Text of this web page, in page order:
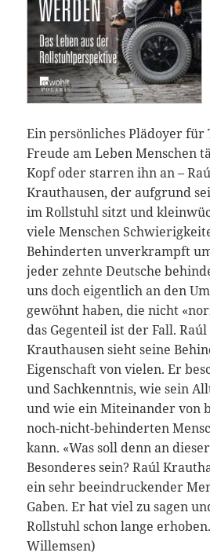
Ein persönliches Plädoyer für
Freude am Leben Menschen
Kopf oder starren ihn an –
Krauthausen, der aufgrund
im Rollstuhl sitzt und
viele Menschen
Behinderten unverkrampft
jeder zehnte Deutsche
uns doch eigentlich an den
gewöhnt haben, die nicht
das Gegenteil ist der Fall.
Krauthausen sieht seine
Eigenschaft von vielen. Er
und Sachkenntnis, wie sein
und wie ein Miteinander von
noch-nicht-behinderten
kann. «Was soll denn an
Besonderes sein? Raúl
ein sehr beeindruckender
Gaben. Er hat viel zu sagen
Rollstuhl schon lange
Willemsen)